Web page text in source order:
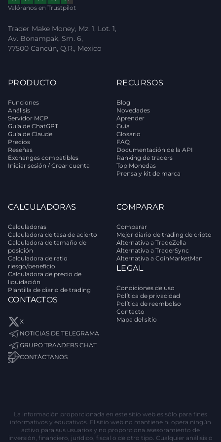
Valóranos en Trustpilot
Trader Make Money, Mz. 1, Lot. 1,
Av. Bonampak, Sm. 6,
77500 Cancún, Q.R., Mexico
PRODUCTO
Funciones
Análisis
Servidor MCP
Guía de ChatGPT
Guía de Claude
Precios
Reseñas
Exchanges compatibles
Iniciar sesión / Crear cuenta
RECURSOS
Blog
Novedades
Aprender
Guía
Glosario
FAQ
Documentación de la API
Ranking de traders
Top Monedas
Prensa y kit de marca
CALCULADORAS
Calculadoras
Calculadora de tasa de acierto
Calculadora de tamaño de
posición
Calculadora de ratio
riesgo/beneficio
Calculadora de precio de
liquidación
Plantilla de diario de trading
CONTACTOS
X
NOTICIAS DE TELEGRAMA
GRUPO TRAADERS CHAT
CONTÁCTANOS
COMPARAR
Comparar
Mejor diario de trading de cripto
Alternativa a TradeZella
Alternativa a TraderSync
Alternativa a CoinMarketMan
LEGAL
Condiciones de uso
Política de privacidad
Política de reembolso
Contacto
Mapa del sitio
La información proporcionada en este sitio web es sólo para fines
informativos y educativos. El sitio web no mantiene ni opera ningún
activo para sus usuarios y no proporciona asesoramiento de
inversión, financiero, jurídico, fiscal o de otro tipo. Cualquier análisis o